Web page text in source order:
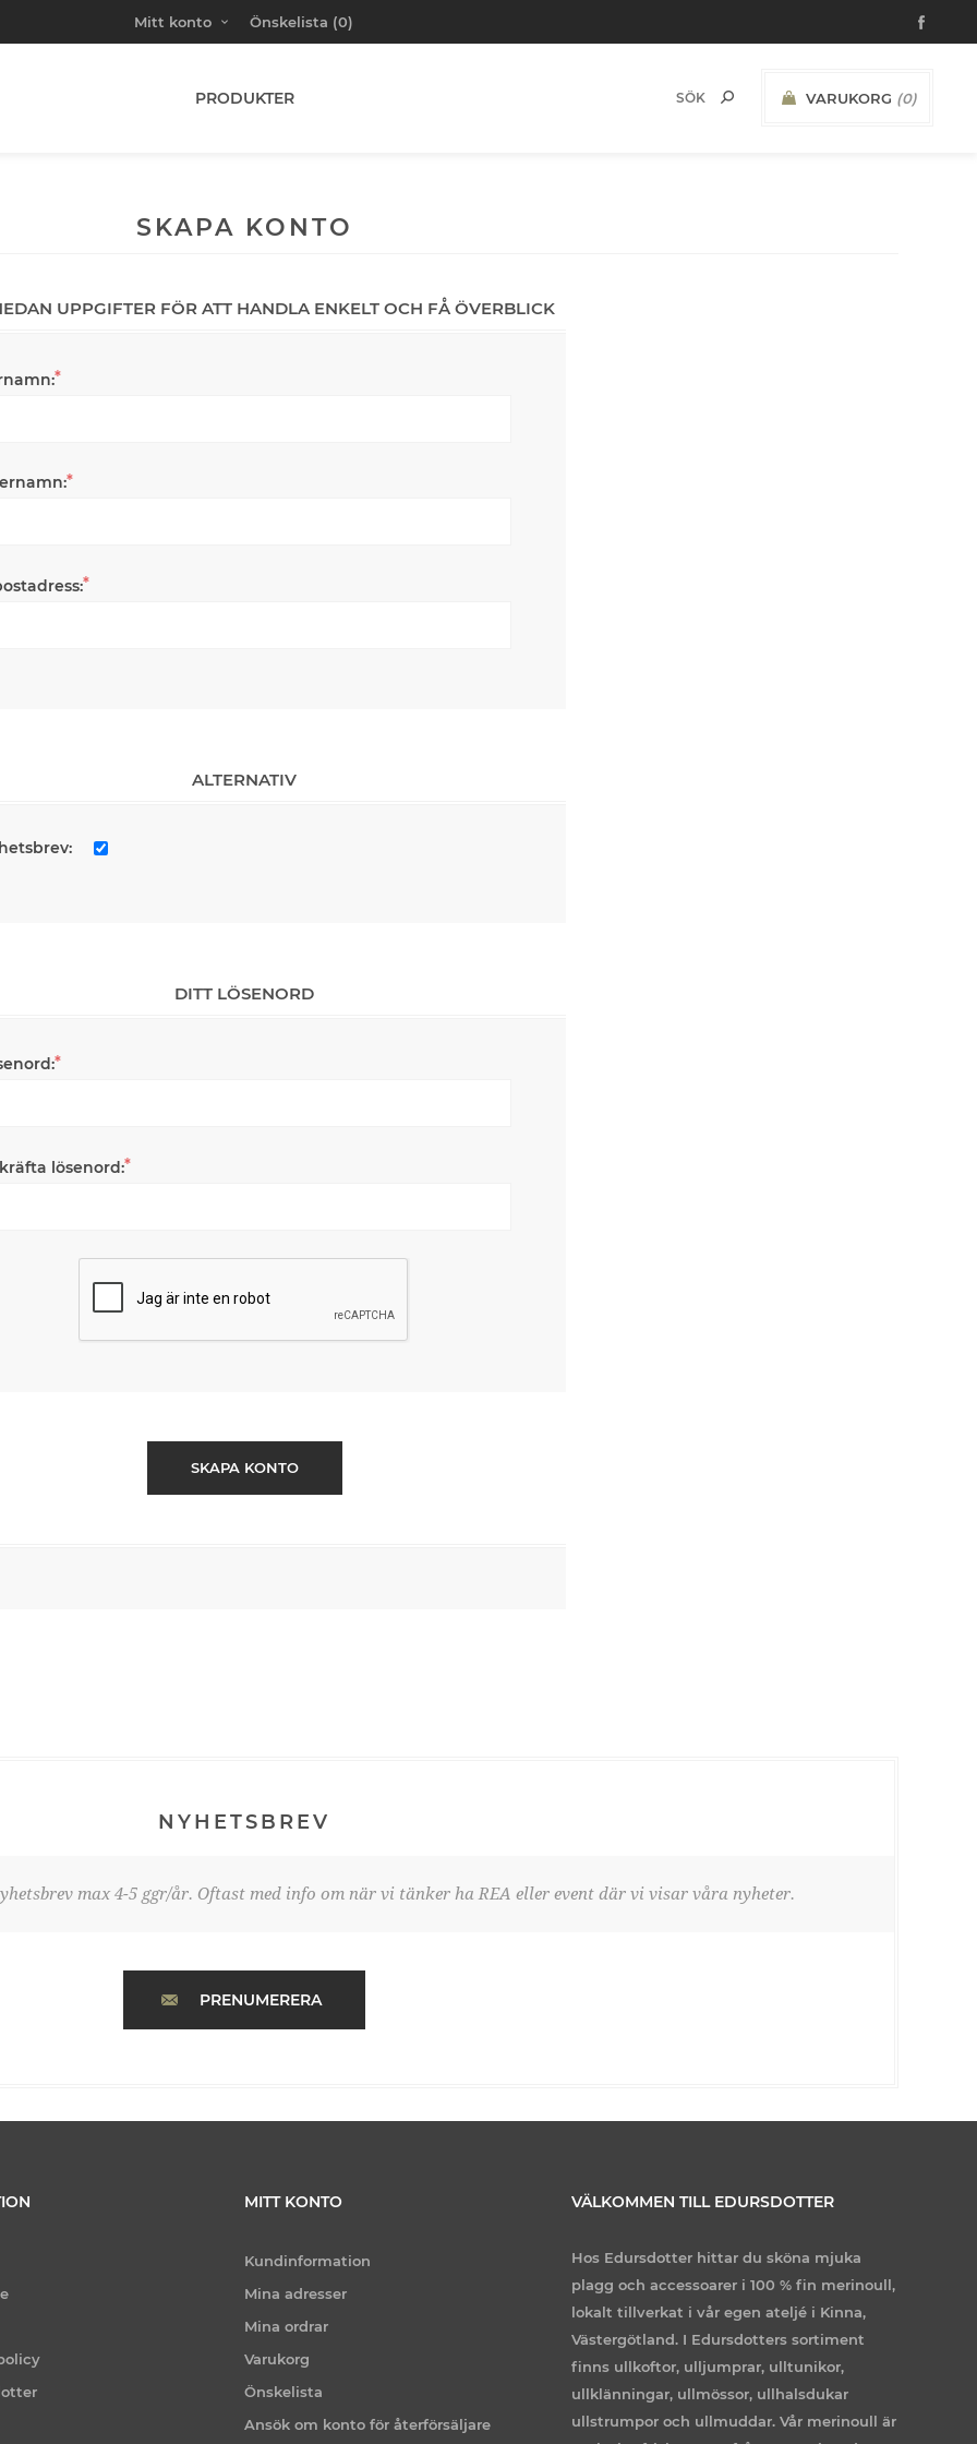
Mitt konto Önskelista (0)
VARUKORG (0)
PRODUKTER
SKAPA KONTO
UPPGIFTER FÖR ATT HANDLA ENKELT OCH FÅ ÖVERBLICK
*
*
*
ALTERNATIV
DITT LÖSENORD
*
lösenord:*
SKAPA KONTO
NYHETSBREV
max 4-5 ggr/år. Oftast med info om när vi tänker ha REA eller event där vi visar våra nyheter.
PRENUMERERA
MITT KONTO
Kundinformation
Mina adresser
Mina ordrar
Varukorg
Önskelista
Ansök om konto för återförsäljare
VÄLKOMMEN TILL EDURSDOTTER
Hos Edursdotter hittar du sköna mjuka
plagg och accessoarer i 100 % fin merinoull,
lokalt tillverkat i vår egen ateljé i Kinna,
Västergötland. I Edursdotters sortiment
finns ullkoftor, ulljumprar, ulltunikor,
ullklänningar, ullmössor, ullhalsdukar
ullstrumpor och ullmuddar. Vår merinoull är